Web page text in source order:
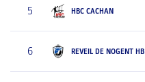
5 HBC CACHAN
6 REVEIL DE NOGENT HB